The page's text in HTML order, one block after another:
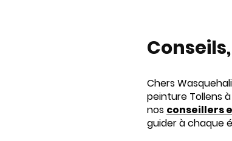
Chers
peinture Tollens
nos conseillers
guider à chaque